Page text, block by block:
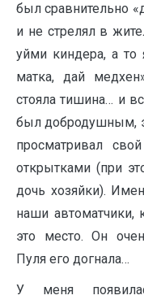
был сравнительно
и не стрелял в
уйми киндера, а то
матка, дай
стояла тишина… и
был добродушным,
просматривал
открытками (при
дочь хозяйки).
наши автоматчики,
это место. Он
Пуля его догнала…
У меня